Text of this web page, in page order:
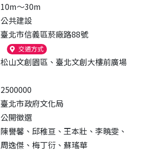
10m～30m
公共建設
臺北市信義區菸廠路88號
交通方式（另開新視窗）
松山文創園區、臺北文創大樓前廣場
2500000
臺北市政府文化局
公開徵選
陳譽馨、邱稚亘、王本壯、李曉雯、
周逸傑、梅丁衍、蘇瑤華